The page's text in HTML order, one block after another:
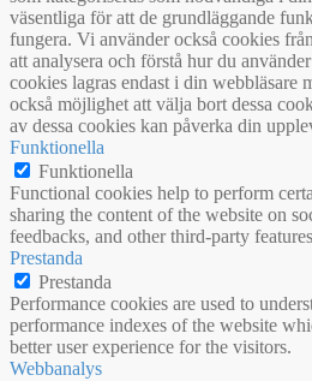
väsentliga för att de grundläggande
fungera. Vi använder också cookies
att analysera och förstå hur du
cookies lagras endast i din webbläsare
också möjlighet att välja bort dessa
av dessa cookies kan påverka din
Funktionella
Funktionella
Functional cookies help to perform
sharing the content of the website on
feedbacks, and other third-party
Prestanda
Prestanda
Performance cookies are used to
performance indexes of the website
better user experience for the visitors.
Webbanalys